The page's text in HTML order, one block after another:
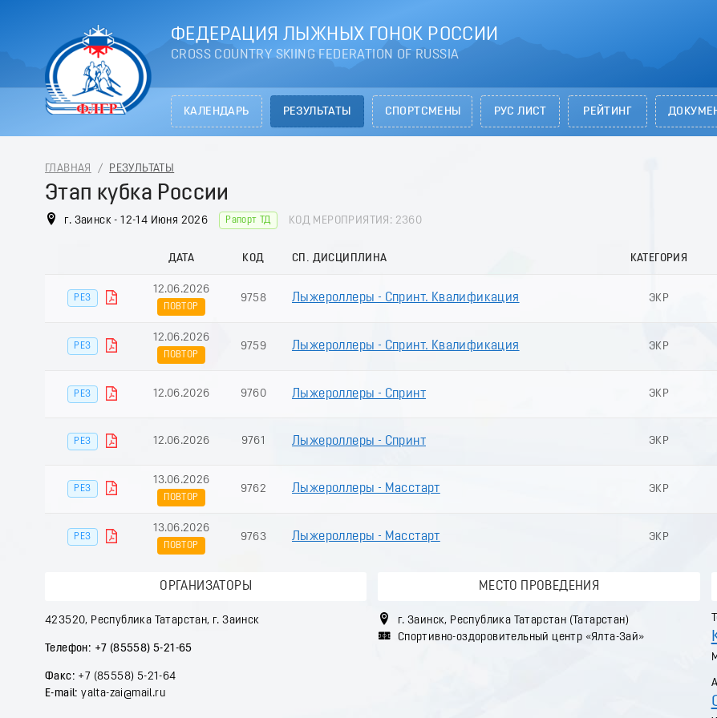
ФЕДЕРАЦИЯ ЛЫЖНЫХ ГОНОК РОССИИ
CROSS COUNTRY SKIING FEDERATION OF RUSSIA
КАЛЕНДАРЬ РЕЗУЛЬТАТЫ СПОРТСМЕНЫ РУС ЛИСТ РЕЙТИНГ
ГЛАВНАЯ / РЕЗУЛЬТАТЫ
Этап кубка России
г. Заинск - 12-14 Июня 2026 Рапорт ТД КОД МЕРОПРИЯТИЯ: 2360
ДАТА КОД СП. ДИСЦИПЛИНА КАТЕГОРИЯ
РЕЗ
12.06.2026
ПОВТОР
9758 Лыжероллеры - Спринт. Квалификация ЭКР
РЕЗ
12.06.2026
ПОВТОР
9759 Лыжероллеры - Спринт. Квалификация ЭКР
РЕЗ 12.06.2026 9760 Лыжероллеры - Спринт ЭКР
РЕЗ 12.06.2026 9761 Лыжероллеры - Спринт ЭКР
РЕЗ
13.06.2026
ПОВТОР
9762 Лыжероллеры - Масстарт ЭКР
РЕЗ
13.06.2026
ПОВТОР
9763 Лыжероллеры - Масстарт ЭКР
ОРГАНИЗАТОРЫ
423520, Республика Татарстан, г. Заинск
Телефон: +7 (85558) 5-21-65
Факс: +7 (85558) 5-21-64
Е-mail: yalta-zai@mail.ru
МЕСТО ПРОВЕДЕНИЯ
г. Заинск, Республика Татарстан (Татарстан)
Спортивно-оздоровительный центр «Ялта-Зай»